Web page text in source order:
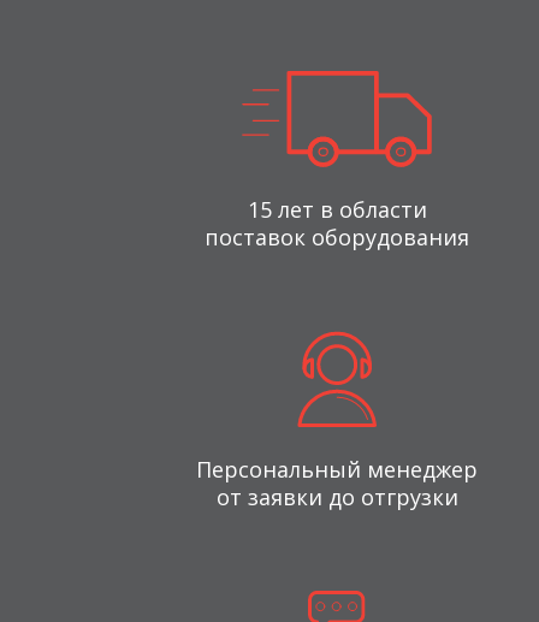
15 лет в области
поставок оборудования
Персональный менеджер
от заявки до отгрузки